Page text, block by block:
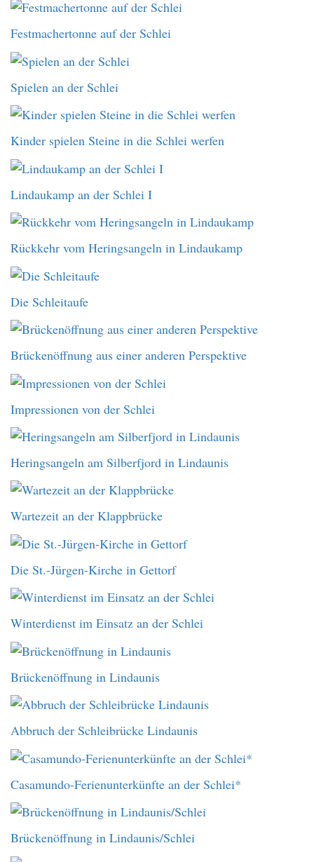
Festmachertonne auf der Schlei
Spielen an der Schlei
Kinder spielen Steine in die Schlei werfen
Lindaukamp an der Schlei I
Rückkehr vom Heringsangeln in Lindaukamp
Die Schleitaufe
Brückenöffnung aus einer anderen Perspektive
Impressionen von der Schlei
Heringsangeln am Silberfjord in Lindaunis
Wartezeit an der Klappbrücke
Die St.-Jürgen-Kirche in Gettorf
Winterdienst im Einsatz an der Schlei
Brückenöffnung in Lindaunis
Abbruch der Schleibrücke Lindaunis
Casamundo-Ferienunterkünfte an der Schlei*
Brückenöffnung in Lindaunis/Schlei